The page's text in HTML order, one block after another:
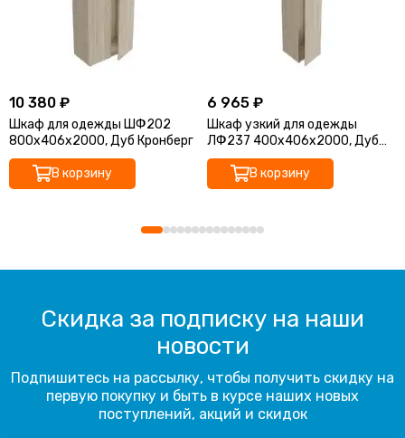
10 380 ₽
Шкаф для одежды ШФ202
800х406х2000, Дуб Кронберг
В корзину
6 965 ₽
Шкаф узкий для одежды
ЛФ237 400х406х2000, Дуб
Кронберг
В корзину
Скидка за подписку на наши
новости
Подпишитесь на рассылку, чтобы получить скидку на
первую покупку и быть в курсе наших новых
поступлений, акций и скидок